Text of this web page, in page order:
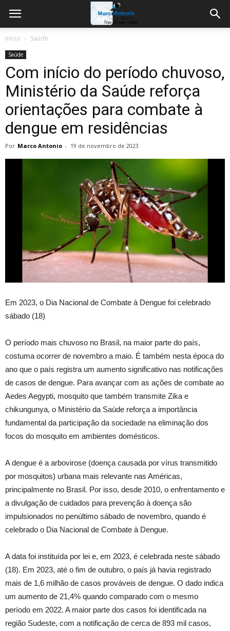
Início Saúde
Saúde
Com início do período chuvoso,
Ministério da Saúde reforça
orientações para combate à
dengue em residências
Por Marco Antonio - 19 de novembro de 2023
Em 2023, o Dia Nacional de Combate à Dengue foi celebrado
sábado (18)
O período mais chuvoso no Brasil, na maior parte do país,
costuma ocorrer de novembro a maio. É também nesta época do
ano que o país registra um aumento significativo nas notificações
de casos de dengue. Para avançar com as ações de combate ao
Aedes Aegypti, mosquito que também transmite Zika e
chikungunya, o Ministério da Saúde reforça a importância
fundamental da participação da sociedade na eliminação dos
focos do mosquito em ambientes domésticos.
A dengue é a arbovirose (doença causada por vírus transmitido
por mosquitos) urbana mais relevante nas Américas,
principalmente no Brasil. Por isso, desde 2010, o enfrentamento e
a divulgação de cuidados para prevenção à doença são
impulsionados no penúltimo sábado de novembro, quando é
celebrado o Dia Nacional de Combate à Dengue.
A data foi instituída por lei e, em 2023, é celebrada neste sábado
(18). Em 2023, até o fim de outubro, o país já havia registrado
mais de 1,6 milhão de casos prováveis de dengue. O dado indica
um aumento de 21,4% quando comparado com o mesmo
período em 2022. A maior parte dos casos foi identificada na
região Sudeste, com a notificação de cerca de 893 mil casos,